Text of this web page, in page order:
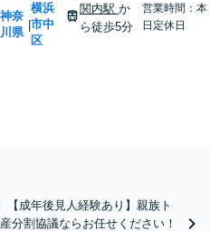
神奈
川県
|
横浜
市中
区
関内駅 か
ら徒歩5分
営業時間：本
日定休日
【成年後見人経験あり】親族ト
分割協議ならお任せください！